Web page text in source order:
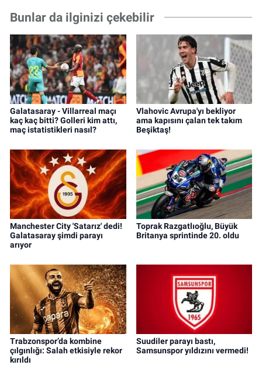
Bunlar da ilginizi çekebilir
Galatasaray - Villarreal maçı
kaç kaç bitti? Golleri kim attı,
maç istatistikleri nasıl?
Vlahovic Avrupa'yı bekliyor
ama kapısını çalan tek takım
Beşiktaş!
Manchester City 'Satarız' dedi!
Galatasaray şimdi parayı
arıyor
Toprak Razgatlıoğlu, Büyük
Britanya sprintinde 20. oldu
Trabzonspor’da kombine
çılgınlığı: Salah etkisiyle rekor
kırıldı
Suudiler parayı bastı,
Samsunspor yıldızını vermedi!